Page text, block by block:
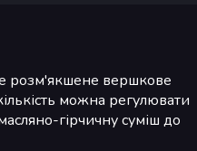
розм'якшене вершкове
можна регулювати
гірчичну суміш до